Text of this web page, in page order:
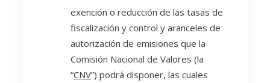
exención o reducción de las tasas de
fiscalización y control y aranceles de
autorización de emisiones que la
Comisión Nacional de Valores (la
“CNV”) podrá disponer, las cuales